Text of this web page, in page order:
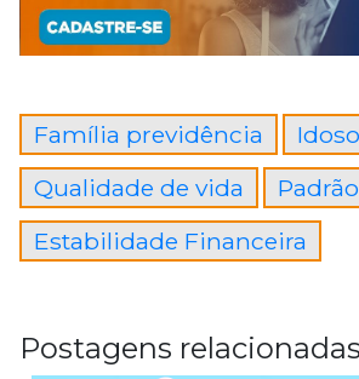
Família previdência
Qualidade de vida
Estabilidade Financeira
Postagens